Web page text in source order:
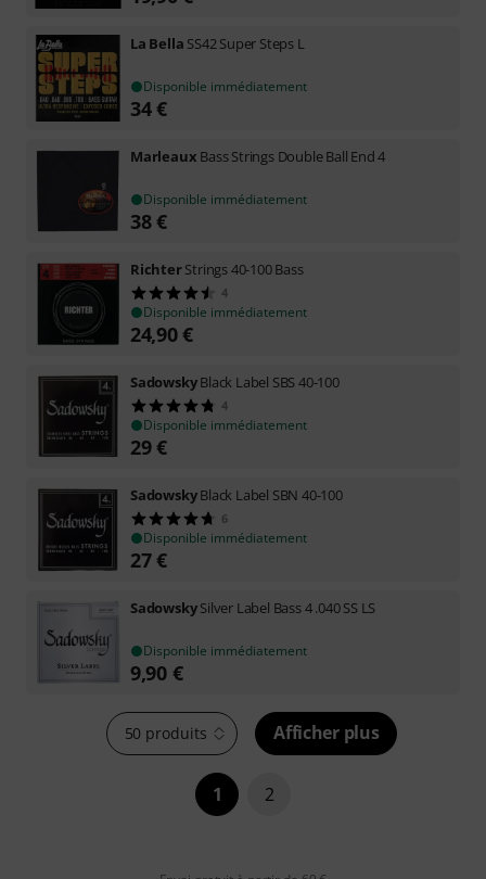
La Bella SS42 Super Steps L
Disponible immédiatement
34€
Marleaux Bass Strings Double Ball End 4
Disponible immédiatement
38€
RichterStrings 40-100 Bass
4
Disponible immédiatement
24,90€
SadowskyBlack Label SBS 40-100
4
Disponible immédiatement
29€
SadowskyBlack Label SBN 40-100
6
Disponible immédiatement
27€
SadowskySilver Label Bass 4 .040 SS LS
Disponible immédiatement
9,90 €
50 produits Afficher plus
1 2